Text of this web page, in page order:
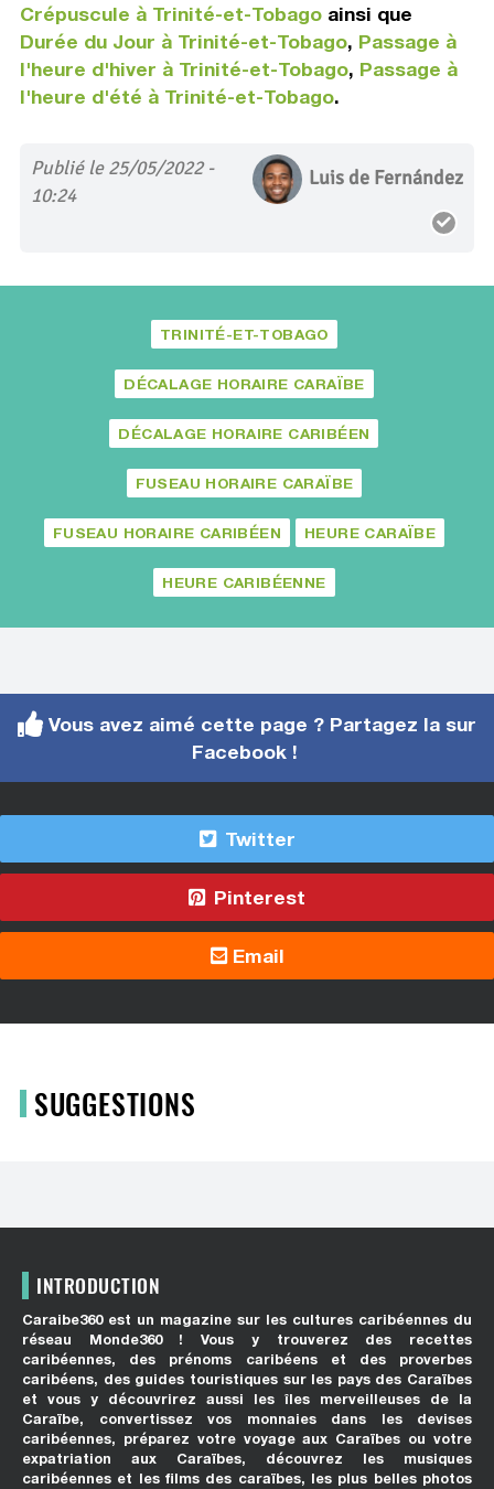
Crépuscule à Trinité-et-Tobagoainsi que
Durée du Jour à Trinité-et-Tobago, Passage à
l'heure d'hiver à Trinité-et-Tobago, Passage à
l'heure d'été à Trinité-et-Tobago.
Publié le 25/05/2022 -
10:24
Luis de Fernández
TRINITÉ-ET-TOBAGO
DÉCALAGE HORAIRE CARAÏBE
DÉCALAGE HORAIRE CARIBÉEN
FUSEAU HORAIRE CARAÏBE
FUSEAU HORAIRE CARIBÉEN HEURE CARAÏBE
HEURE CARIBÉENNE
Vous avez aimé cette page ? Partagez la sur
Facebook !
Twitter
Pinterest
Email
SUGGESTIONS
INTRODUCTION
Caraibe360 est un magazine sur les cultures caribéennes du
réseau Monde360 ! Vous y trouverez des recettes
caribéennes, des prénoms caribéens et des proverbes
caribéens, des guides touristiques sur les pays des Caraïbes
et vous y découvrirez aussi les îles merveilleuses de la
Caraïbe, convertissez vos monnaies dans les devises
caribéennes, préparez votre voyage aux Caraïbes ou votre
expatriation aux Caraïbes, découvrez les musiques
caribéennes et les films des caraïbes, les plus belles photos